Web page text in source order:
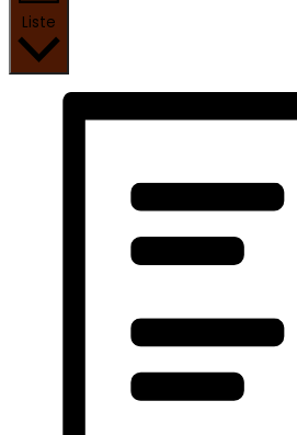
Liste